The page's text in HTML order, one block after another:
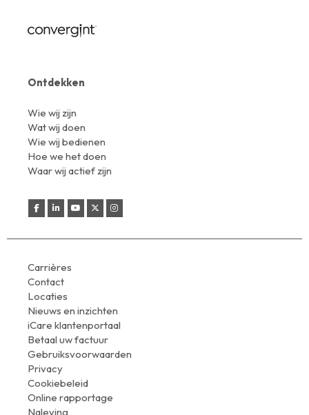
Ontdekken
Wie wij zijn
Wat wij doen
Wie wij bedienen
Hoe we het doen
Waar wij actief zijn
Carrières
Contact
Locaties
Nieuws en inzichten
iCare klantenportaal
Betaal uw factuur
Gebruiksvoorwaarden
Privacy
Cookiebeleid
Online rapportage
Naleving